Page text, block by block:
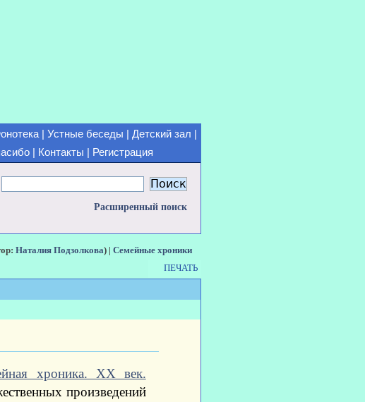
| Устные беседы Детский зал
Контакты Регистрация
Расширенный поиск
Наталия Подзолкова) | Семейные хроники
ПЕЧАТЬ
хроника. XX век.
произведений